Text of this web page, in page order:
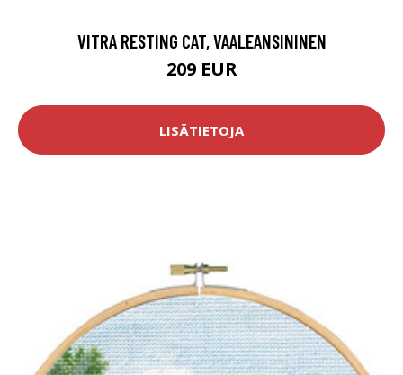
VITRA RESTING CAT, VAALEANSININEN
209 EUR
LISÄTIETOJA